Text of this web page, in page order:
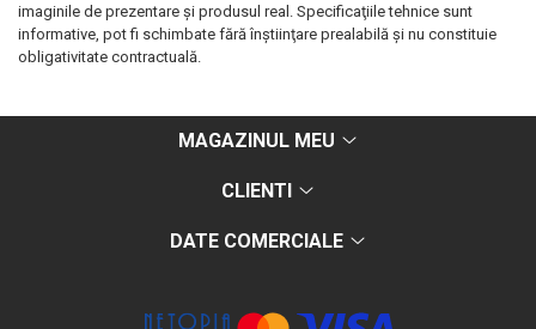
imaginile de prezentare și produsul real. Specificaţiile tehnice sunt
informative, pot fi schimbate fără înştiinţare prealabilă şi nu constituie
obligativitate contractuală.
MAGAZINUL MEU
CLIENTI
DATE COMERCIALE